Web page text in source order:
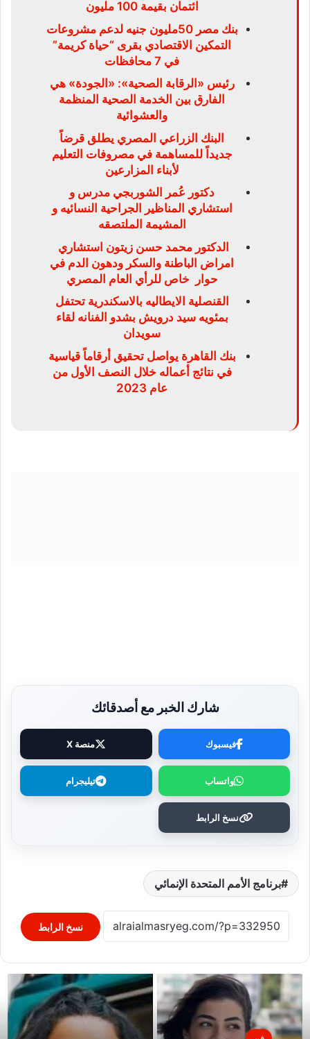
ائتمان بقيمة 100 مليون
بنك مصر 50مليون جنيه لدعم مشروعات
التمكين الاقتصادي بقرى “حياة كريمة”
في 7 محافظات
رئيس «الرقابة الصحية»: «الجودة» هي
الفارق بين الخدمة الصحية المنظمة
والعشوائية
البنك الزراعي المصري يطلق قرضاً
جديداً للمساهمة في مصروفات التعليم
لأبناء المزارعين
دكتور عُمر الشوربجي مدرس و
استشاري المناظير الجراحية النسائيه و
المشيمة الملتصقه
الدكتور محمد حسن زيتون استشاري
امراض الباطنة والسكر ودهون الدم في
حوار خاص للرأي العام المصري
القنصلية الايطاليه بالاسكندرية تحتفل
بمئويه سيد درويش بشدو الفنانه لقاء
سويدان
بنك القاهرة يواصل تحقيق أرقاماً قياسية
في نتائج أعماله خلال النصف الأول من
عام 2023
شارك الخبر مع أصدقائك
فيسبوك منصة X
واتساب تيليجرام
نسخ الرابط
برنامج الأمم المتحدة الإنمائي
نسخ الرابط